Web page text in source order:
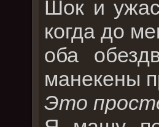
Шок и
когда до
оба
манекены
Это